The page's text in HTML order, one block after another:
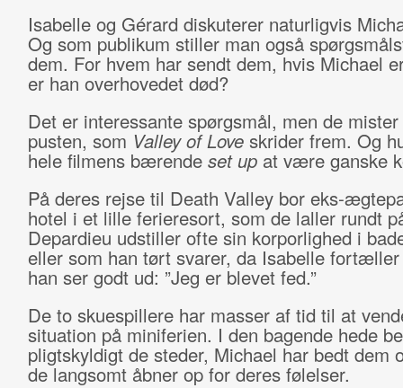
Isabelle og Gérard diskuterer naturligvis
Og som publikum stiller man også
dem. For hvem har sendt dem, hvis Michael
er han overhovedet død?
Det er interessante spørgsmål, men de
pusten, som Valley of Loveskrider frem. Og
hele filmens bærende set upat være ganske
På deres rejse til Death Valley bor eks-
hotel i et lille ferieresort, som de laller rundt
Depardieu udstiller ofte sin korporlighed i
eller som han tørt svarer, da Isabelle
han ser godt ud: ”Jeg er blevet fed.”
De to skuespillere har masser af tid til at
situation på miniferien. I den bagende hede
pligtskyldigt de steder, Michael har bedt dem
de langsomt åbner op for deres følelser.